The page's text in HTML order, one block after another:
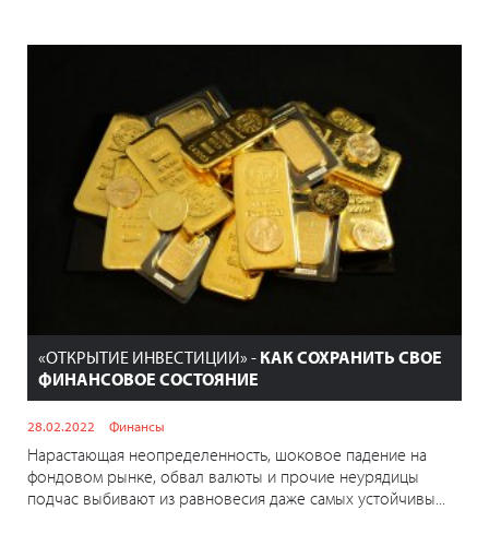
«ОТКРЫТИЕ ИНВЕСТИЦИИ» - КАК СОХРАНИТЬ СВОЕ
ФИНАНСОВОЕ СОСТОЯНИЕ
28.02.2022 Финансы
Нарастающая неопределенность, шоковое падение на
фондовом рынке, обвал валюты и прочие неурядицы
подчас выбивают из равновесия даже самых устойчивы...